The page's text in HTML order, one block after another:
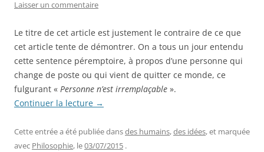
Laisser un commentaire
Le titre de cet article est justement le contraire de ce que
cet article tente de démontrer. On a tous un jour entendu
cette sentence péremptoire, à propos d’une personne qui
change de poste ou qui vient de quitter ce monde, ce
fulgurant « Personne n’est irremplaçable ».
Continuer la lecture →
Cette entrée a été publiée dansdes humains,des idées, et marquée
avec Philosophie, le03/07/2015 .